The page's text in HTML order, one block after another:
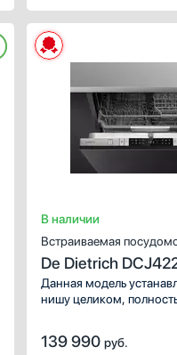
В наличии
Встраиваемая
De Dietrich
Данная модель
нишу целиком,
может не поместиться
139 990 руб.